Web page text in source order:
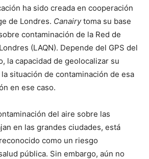
ha sido creada en cooperación
de Londres. Canairytoma su base
contaminación de la Red de
(LAQN). Depende del GPS del
la capacidad de geolocalizar su
situación de contaminación de esa
en ese caso.
del aire sobre las
en las grandes ciudades, está
como un riesgo
pública. Sin embargo, aún no